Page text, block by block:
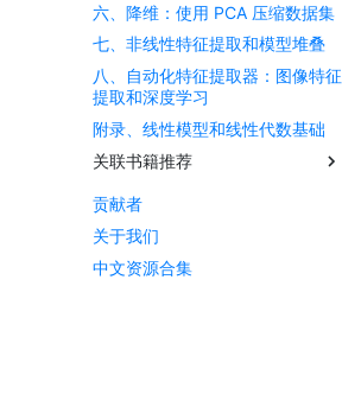
六、降维：使用 PCA 压缩数据集
七、非线性特征提取和模型堆叠
八、自动化特征提取器：图像特征
提取和深度学习
附录、线性模型和线性代数基础
关联书籍推荐
面向机器学习的特征工程 中文
文档
利用 Python 进行数据分析 第二
版
贡献者
关于我们
中文资源合集